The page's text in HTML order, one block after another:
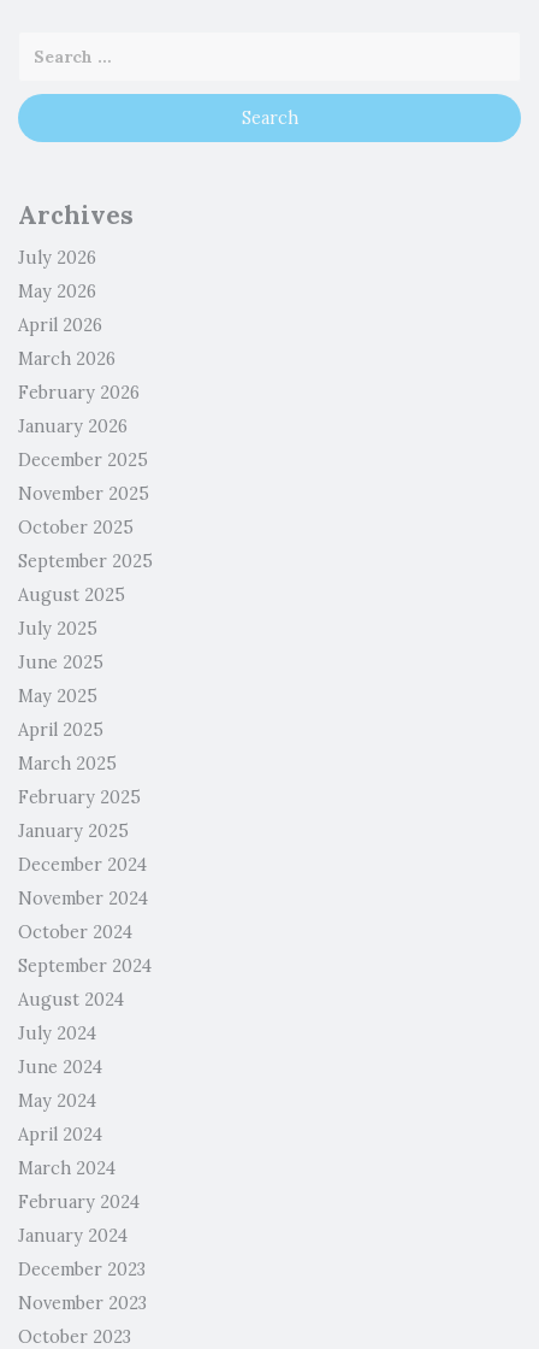
Archives
July 2026
May 2026
April 2026
March 2026
February 2026
January 2026
December 2025
November 2025
October 2025
September 2025
August 2025
July 2025
June 2025
May 2025
April 2025
March 2025
February 2025
January 2025
December 2024
November 2024
October 2024
September 2024
August 2024
July 2024
June 2024
May 2024
April 2024
March 2024
February 2024
January 2024
December 2023
November 2023
October 2023